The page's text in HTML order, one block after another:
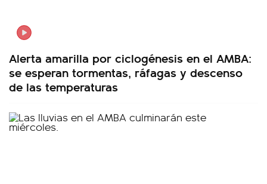
Alerta amarilla por ciclogénesis en el AMBA:
se esperan tormentas, ráfagas y descenso
de las temperaturas